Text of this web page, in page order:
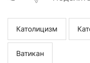
Католицизм
Ватикан